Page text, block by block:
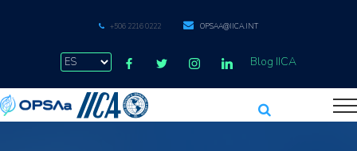
+506 2216 0222 OPSAA@IICA.INT
Blog IICA